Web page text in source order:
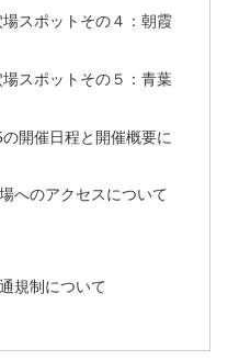
スポットその４：朝霞
スポットその５：青葉
開催日程と開催概要に
へのアクセスについて
規制について